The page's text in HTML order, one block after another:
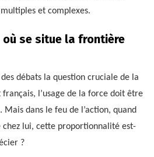
et complexes.
où se situe la frontière
débats la question cruciale de la
français, l’usage de la force doit être
dans le feu de l’action, quand
chez lui, cette proportionnalité est-
?